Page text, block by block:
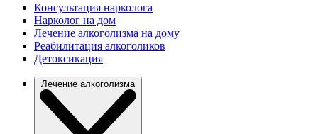
Консультация нарколога
Нарколог на дом
Лечение алкоголизма на дому
Реабилитация алкоголиков
Детоксикация
Лечение алкоголизма